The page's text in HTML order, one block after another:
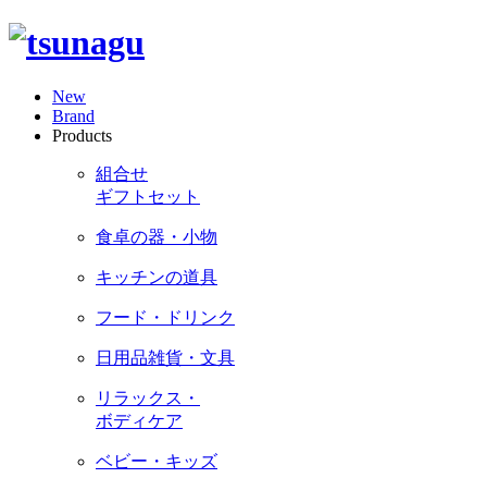
New
Brand
Products
組合せ
ギフトセット
食卓の器・小物
キッチンの道具
フード・ドリンク
日用品雑貨・文具
リラックス・
ボディケア
ベビー・キッズ